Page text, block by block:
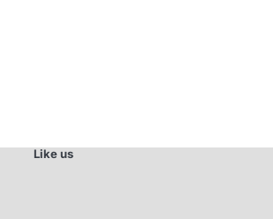
Like us